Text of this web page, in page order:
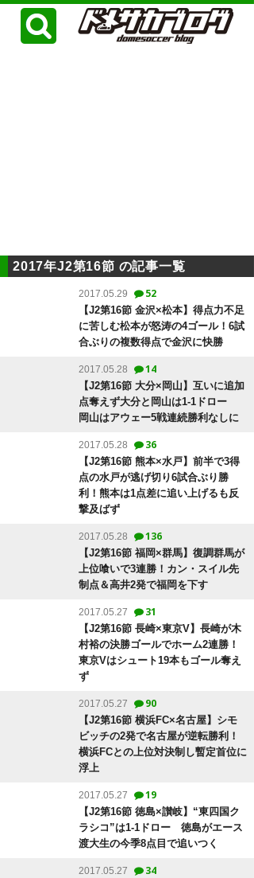
2017年J2第16節 の記事一覧
2017.05.29 52
【J2第16節 金沢×松本】得点力不足
に苦しむ松本が怒涛の4ゴール！6試
合ぶりの複数得点で金沢に快勝
2017.05.28 14
【J2第16節 大分×岡山】互いに追加
点奪えず大分と岡山は1-1ドロー
岡山はアウェー5戦連続勝利なしに
2017.05.28 36
【J2第16節 熊本×水戸】前半で3得
点の水戸が逃げ切り6試合ぶり勝
利！熊本は1点差に追い上げるも反
撃及ばず
2017.05.28 136
【J2第16節 福岡×群馬】復調群馬が
上位喰いで3連勝！カン・スイル先
制点＆高井2発で福岡を下す
2017.05.27 31
【J2第16節 長崎×東京V】長崎が木
村裕の決勝ゴールでホーム2連勝！
東京Vはシュート19本もゴール奪え
ず
2017.05.27 90
【J2第16節 横浜FC×名古屋】シモ
ビッチの2発で名古屋が逆転勝利！
横浜FCとの上位対決制し暫定首位に
浮上
2017.05.27 19
【J2第16節 徳島×讃岐】“東四国ク
ラシコ”は1-1ドロー 徳島がエース
渡大生の今季8点目で追いつく
2017.05.27 34